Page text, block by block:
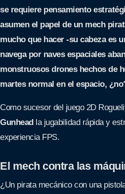
se requiere pensamiento
asumen el papel de un mech
mucho que hacer -su cabeza es
navega por naves espaciales
monstruosos drones hechos de
martes normal en el espacio,
Como sucesor del juego 2D
Gunheadla jugabilidad rápida y
experiencia FPS.
El mech contra las
¿Un pirata mecánico con una